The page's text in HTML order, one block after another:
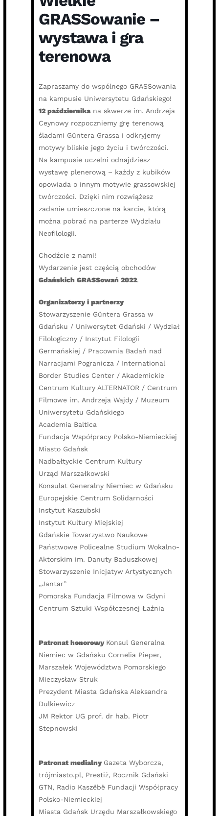
GRASSowanie –
wystawa i gra
terenowa
Zapraszamy do wspólnego GRASSowania
na kampusie Uniwersytetu Gdańskiego!
12 październikana skwerze im. Andrzeja
Ceynowy rozpoczniemy grę terenową
śladami Güntera Grassa i odkryjemy
motywy bliskie jego życiu i twórczości.
Na kampusie uczelni odnajdziesz
wystawę plenerową – każdy z kubików
opowiada o innym motywie grassowskiej
twórczości. Dzięki nim rozwiążesz
zadanie umieszczone na karcie, którą
można pobrać na parterze Wydziału
Neofilologii.
Chodźcie z nami!
Wydarzenie jest częścią obchodów
Gdańskich GRASSowań 2022.
Organizatorzy i partnerzy
Stowarzyszenie Güntera Grassa w
Gdańsku / Uniwersytet Gdański / Wydział
Filologiczny / Instytut Filologii
Germańskiej / Pracownia Badań nad
Narracjami Pogranicza / International
Border Studies Center / Akademickie
Centrum Kultury ALTERNATOR / Centrum
Filmowe im. Andrzeja Wajdy / Muzeum
Uniwersytetu Gdańskiego
Academia Baltica
Fundacja Współpracy Polsko-Niemieckiej
Miasto Gdańsk
Nadbałtyckie Centrum Kultury
Urząd Marszałkowski
Konsulat Generalny Niemiec w Gdańsku
Europejskie Centrum Solidarności
Instytut Kaszubski
Instytut Kultury Miejskiej
Gdańskie Towarzystwo Naukowe
Państwowe Policealne Studium Wokalno-
Aktorskim im. Danuty Baduszkowej
Stowarzyszenie Inicjatyw Artystycznych
„Jantar”
Pomorska Fundacja Filmowa w Gdyni
Centrum Sztuki Współczesnej Łaźnia
Patronat honorowy Konsul Generalna
Niemiec w Gdańsku Cornelia Pieper,
Marszałek Województwa Pomorskiego
Mieczysław Struk
Prezydent Miasta Gdańska Aleksandra
Dulkiewicz
JM Rektor UG prof. dr hab. Piotr
Stepnowski
Patronat medialny Gazeta Wyborcza,
trójmiasto.pl, Prestiż, Rocznik Gdański
GTN, Radio Kaszëbë Fundacji Współpracy
Polsko-Niemieckiej
Miasta Gdańsk Urzędu Marszałkowskiego